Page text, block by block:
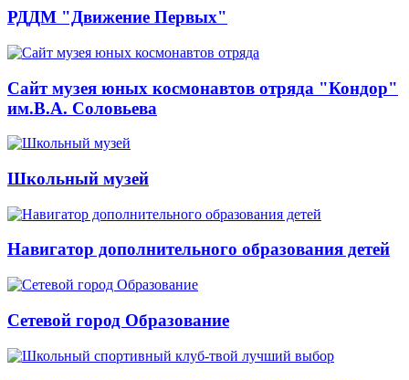
РДДМ "Движение Первых"
Сайт музея юных космонавтов отряда "Кондор"
им.В.А. Соловьева
Школьный музей
Навигатор дополнительного образования детей
Сетевой город Образование